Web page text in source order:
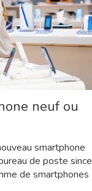
neuf ou
smartphone
de poste
de smartphones